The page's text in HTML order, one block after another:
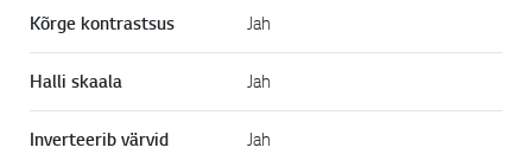
Kõrge kontrastsus Jah
Halli skaala Jah
Inverteerib värvid Jah